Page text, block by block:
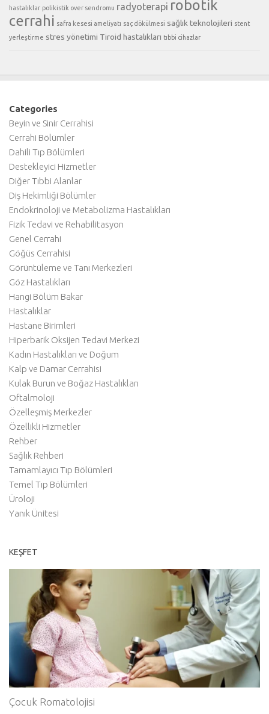
hastalıklar polikistik over sendromu radyoterapi robotik
cerrahi safra kesesi ameliyatı saç dökülmesi sağlık teknolojileri stent
yerleştirme stres yönetimi Tiroid hastalıkları tıbbi cihazlar
Categories
Beyin ve Sinir Cerrahisi
Cerrahi Bölümler
Dahili Tıp Bölümleri
Destekleyici Hizmetler
Diğer Tıbbi Alanlar
Diş Hekimliği Bölümler
Endokrinoloji ve Metabolizma Hastalıkları
Fizik Tedavi ve Rehabilitasyon
Genel Cerrahi
Göğüs Cerrahisi
Görüntüleme ve Tanı Merkezleri
Göz Hastalıkları
Hangi Bölüm Bakar
Hastalıklar
Hastane Birimleri
Hiperbarik Oksijen Tedavi Merkezi
Kadın Hastalıkları ve Doğum
Kalp ve Damar Cerrahisi
Kulak Burun ve Boğaz Hastalıkları
Oftalmoloji
Özelleşmiş Merkezler
Özellikli Hizmetler
Rehber
Sağlık Rehberi
Tamamlayıcı Tıp Bölümleri
Temel Tıp Bölümleri
Üroloji
Yanık Ünitesi
KEŞFET
Çocuk Romatolojisi